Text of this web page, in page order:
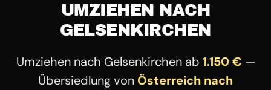
UMZIEHEN NACH
GELSENKIRCHEN
Umziehen nach Gelsenkirchen ab 1.150 € —
Übersiedlung von Österreich nach